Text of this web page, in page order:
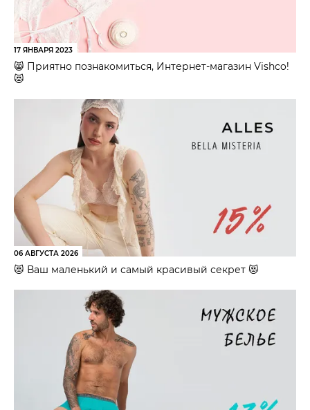
17 ЯНВАРЯ 2023
😸 Приятно познакомиться, Интернет-магазин Vishco!
😻
06 АВГУСТА 2026
😻 Ваш маленький и самый красивый секрет 😻